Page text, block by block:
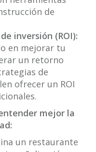
de
inversión (ROI):
en mejorar tu
un retorno
de
ofrecer un ROI
mejor la
un restaurante